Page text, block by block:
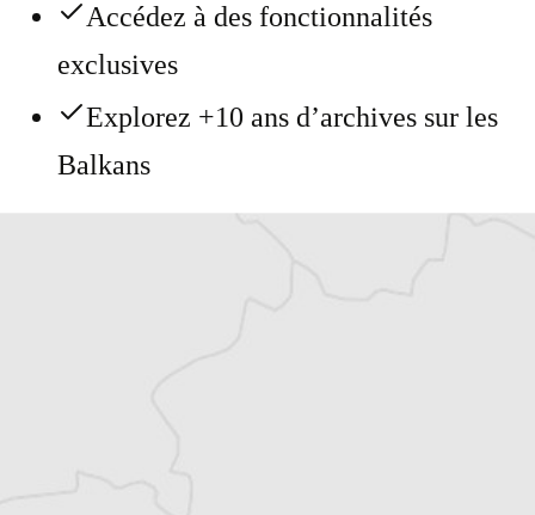
Accédez à des fonctionnalités
exclusives
Explorez +10 ans d’archives sur les
Balkans